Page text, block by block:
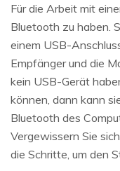
Für die Arbeit mit
Bluetooth zu haben.
einem USB-
Empfänger und die
kein USB-Gerät
können, dann kann
Bluetooth des
Vergewissern Sie
die Schritte, um den